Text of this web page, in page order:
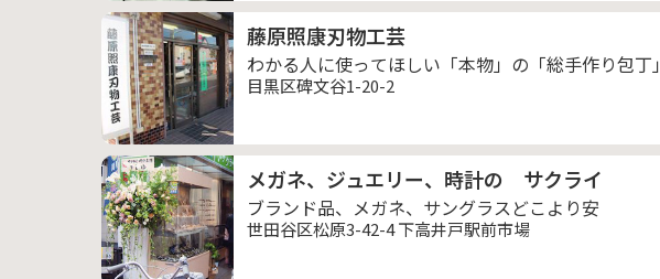
藤原照康刃物工芸
わかる人に使ってほしい「本物」の「総手作り包丁」
目黒区碑文谷1-20-2
メガネ、ジュエリー、時計の サクライ
ブランド品、メガネ、サングラスどこより安
世田谷区松原3-42-4 下高井戸駅前市場